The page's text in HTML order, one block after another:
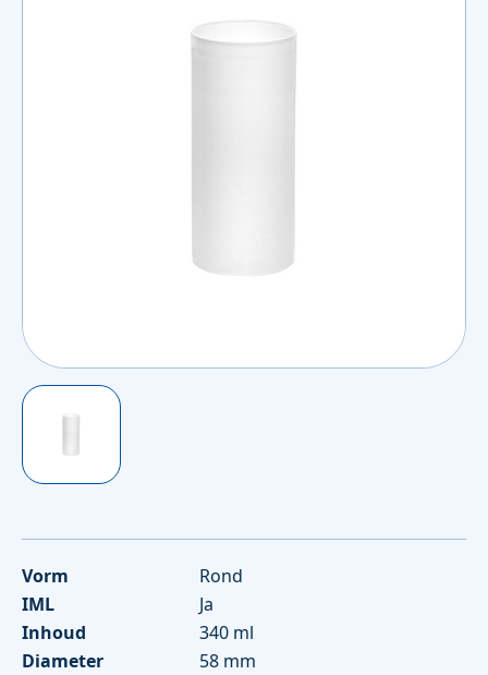
Vorm
Rond
IML
Ja
Inhoud
340 ml
Diameter
58 mm